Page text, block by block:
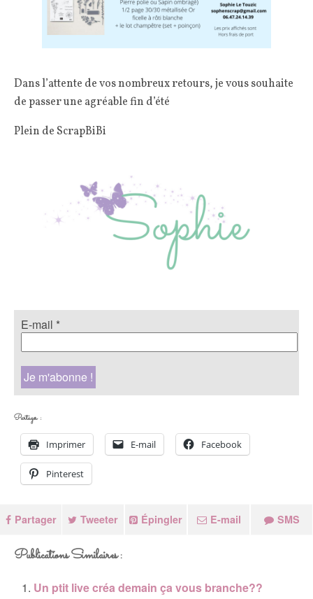
Dans l’attente de vos nombreux retours, je vous souhaite
de passer une agréable fin d’été
Plein de ScrapBiBi
E-mail *
Partager :
Imprimer E-mail Facebook
Pinterest
Partager Tweeter Épingler E-mail SMS
Publications Similaires :
Un ptit live créa demain ça vous branche??